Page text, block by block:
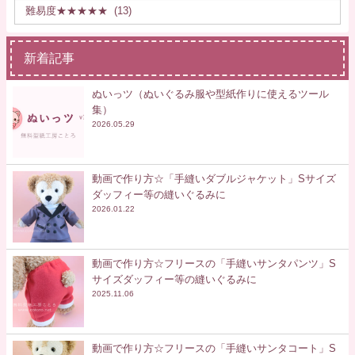
新着記事
ぬいっツ（ぬいぐるみ服や型紙作りに使えるツール
集）
2026.05.29
動画で作り方☆「手縫いダブルジャケット」Sサイズ
ダッフィー等の縫いぐるみに
2026.01.22
動画で作り方☆フリースの「手縫いサンタパンツ」S
サイズダッフィー等の縫いぐるみに
2025.11.06
動画で作り方☆フリースの「手縫いサンタコート」S